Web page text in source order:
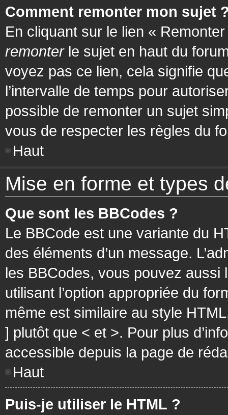
Comment remonter mon sujet
En cliquant sur le lien «
remonterle sujet en haut du
voyez pas ce lien, cela signifie
l’intervalle de temps pour
possible de remonter un sujet
vous de respecter les règles du
Haut
Mise en forme et types
Que sont les BBCodes ?
Le BBCode est une variante du
des éléments d’un message.
les BBCodes, vous pouvez
utilisant l’option appropriée du
même est similaire au style
] plutôt que < et >. Pour plus
accessible depuis la page de
Haut
Puis-je utiliser le HTML ?